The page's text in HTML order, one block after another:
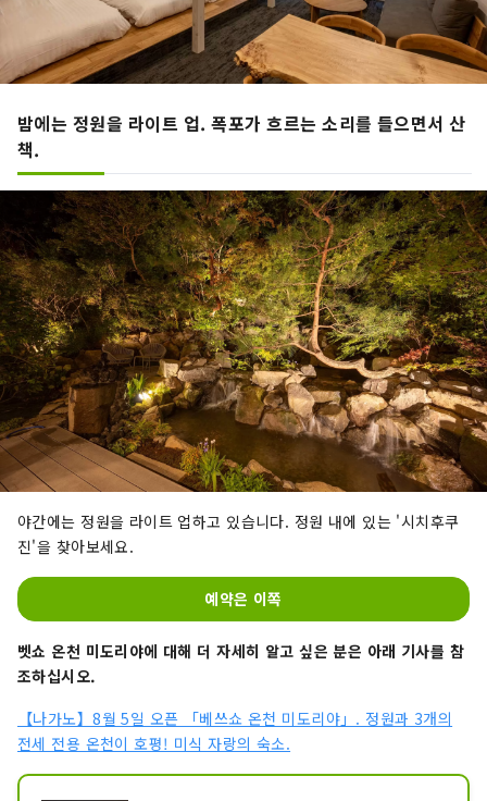
밤에는 정원을 라이트 업. 폭포가 흐르는 소리를 들으면서 산
책.
야간에는 정원을 라이트 업하고 있습니다. 정원 내에 있는 '시치후쿠
진'을 찾아보세요.
예약은 이쪽
벳쇼 온천 미도리야에 대해 더 자세히 알고 싶은 분은 아래 기사를 참
조하십시오.
【나가노】8월 5일 오픈 「베쓰쇼 온천 미도리야」. 정원과 3개의
전세 전용 온천이 호평! 미식 자랑의 숙소.